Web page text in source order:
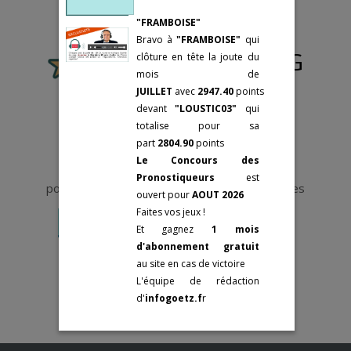
d’analyse.
Mes cotations
sont des
Statistiques
"VRAIES".
Elles sont le
résultat d'un an
de travail sur le
terrain et
d'algorithmes
faisant appel à
L’intelligence
artificielle.
Dans tous les
médias officiels
sont fausses, ces
« tuyauteurs »,
75002 Paris
Tél: +33(0)9-73-
87-48-48
Fermer
25 février:
PRIX DE PARIS
3 mars:
PRIX DE
SELECTION
Groupes II
6 novembre:PRIX
REYNOLDS
6 novembre:PRIX
REINE DU CORTA
6 novembre:PRIX
ABEL BASSIGNY
9 novembre:
PRIX
MARCEL LAURENT
9 novembre:PRIX
OLRY-ROEDERER
13 novembre:
Fermer
"FRAMBOISE"
Bravo à"FRAMBOISE" qui
clôture en tête la joute du
mois de
JUILLET avec 2947.40points
devant"LOUSTIC03" qui
totalise
pour sa
part 2804.90points
Le Concours des
Pronostiqueurs est
ouvert pourAOUT 2026
Faites vos jeux !
Et gagnez 1 mois
d'abonnement gratuit
au site en cas de victoire
L'équipe de rédaction
d'infogoetz.fr
Le pronostic de PJG
Vous devez être abonné et connecté
pour accéder aux Pronostics et aux Statistiques
SE CONNECTER